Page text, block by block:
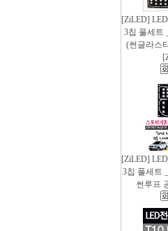
[ZiLED]
3칩 풀세트
(썬글라스
[ZiLED]
3칩 풀세트
썬루프